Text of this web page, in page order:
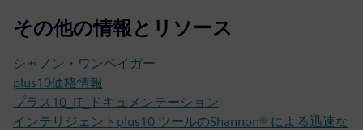
その他の情報とリソース
シャノン・ワンペイガー
plus10価格情報
プラス10_IT_ドキュメンテーション
インテリジェントplus10 ツールのShannon® による迅速な